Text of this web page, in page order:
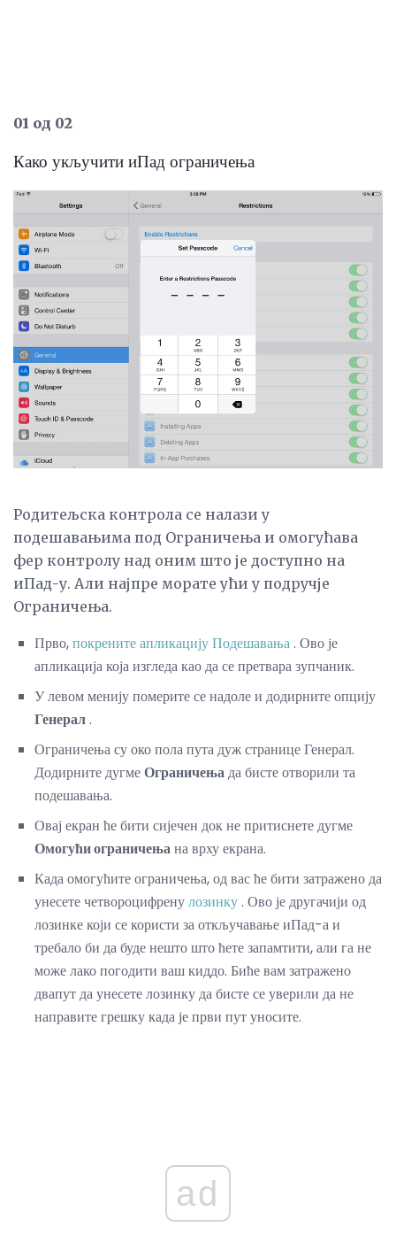
01 од 02
Како укључити иПад ограничења
Родитељска контрола се налази у
подешавањима под Ограничења и омогућава
фер контролу над оним што је доступно на
иПад-у. Али најпре морате ући у подручје
Ограничења.
Прво,покрените апликацију Подешавања. Ово је
апликација која изгледа као да се претвара зупчаник.
У левом менију померите се надоле и додирните опцију
Генерал.
Ограничења су око пола пута дуж странице Генерал.
Додирните дугмеОграничењада бисте отворили та
подешавања.
Овај екран ће бити сијечен док не притиснете дугме
Омогући ограничењана врху екрана.
Када омогућите ограничења, од вас ће бити затражено да
унесете четвороцифренулозинку. Ово је другачији од
лозинке који се користи за откључавање иПад-а и
требало би да буде нешто што ћете запамтити, али га не
може лако погодити ваш киддо. Биће вам затражено
двапут да унесете лозинку да бисте се уверили да не
направите грешку када је први пут уносите.
ad